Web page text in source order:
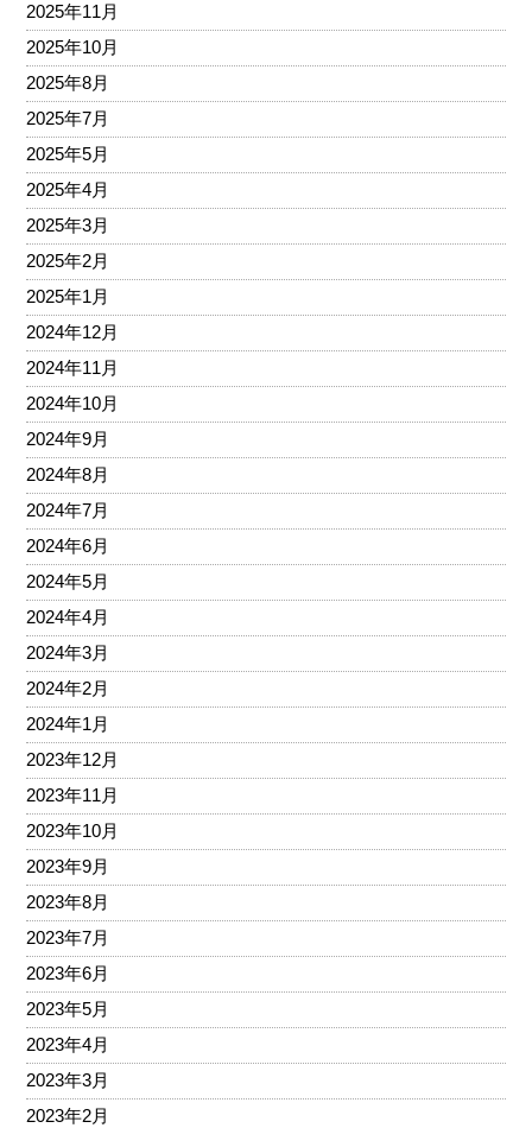
2025年11月
2025年10月
2025年8月
2025年7月
2025年5月
2025年4月
2025年3月
2025年2月
2025年1月
2024年12月
2024年11月
2024年10月
2024年9月
2024年8月
2024年7月
2024年6月
2024年5月
2024年4月
2024年3月
2024年2月
2024年1月
2023年12月
2023年11月
2023年10月
2023年9月
2023年8月
2023年7月
2023年6月
2023年5月
2023年4月
2023年3月
2023年2月